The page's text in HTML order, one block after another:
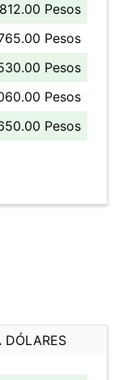
Pesos
Pesos
Pesos
Pesos
Pesos
DÓLARES